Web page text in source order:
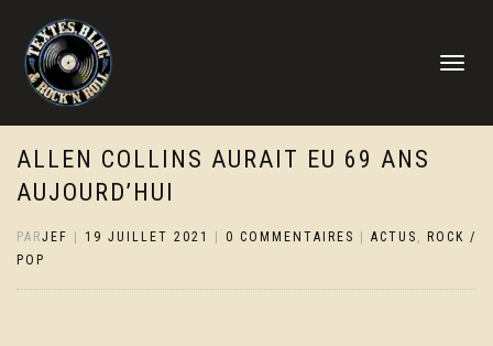
DÉPLIER
ALLEN COLLINS AURAIT EU 69 ANS
AUJOURD’HUI
PARJEF 19 JUILLET 2021 0 COMMENTAIRES ACTUS ,
ROCK /
POP